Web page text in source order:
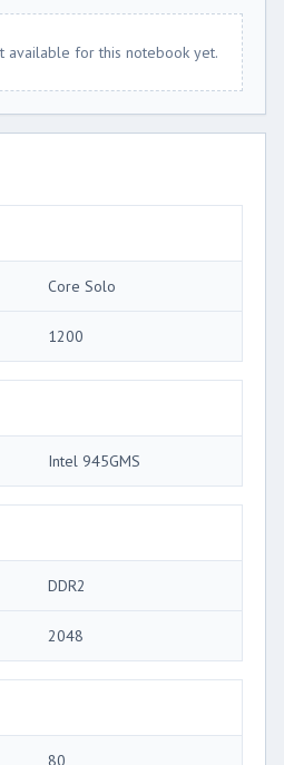
available for this notebook yet.
Core Solo
1200
Intel 945GMS
DDR2
2048
80